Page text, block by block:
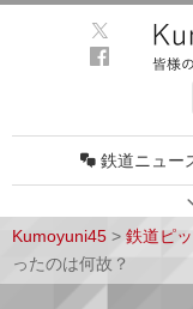
鉄道ニュー
車両技術
Kumoyuni45 > 鉄道ピ
ったのは何故？